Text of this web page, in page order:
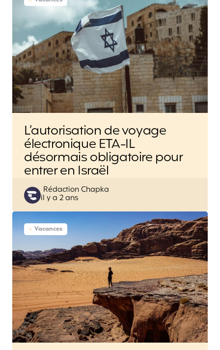
L’autorisation de voyage
électronique ETA-IL
désormais obligatoire pour
entrer en Israël
Posted
by
Rédaction Chapka
il y a 2 ans
Vacances